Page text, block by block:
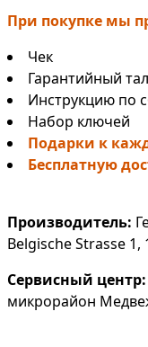
При покупке мы
Чек
Гарантийный
Инструкцию по
Набор ключей
Подарки к
Бесплатную
Производитель:
Belgische Strasse
Сервисный центр:
микрорайон